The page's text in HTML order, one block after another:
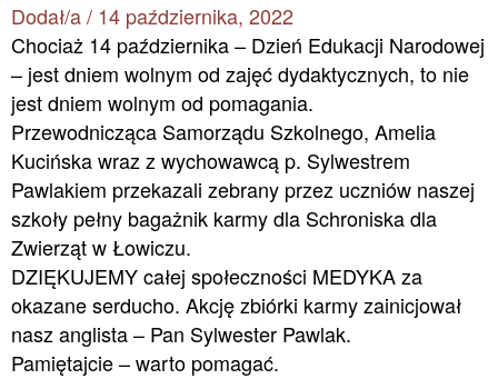
Dodał/a / 14 października, 2022
Chociaż 14 października – Dzień Edukacji Narodowej
– jest dniem wolnym od zajęć dydaktycznych, to nie
jest dniem wolnym od pomagania.
Przewodnicząca Samorządu Szkolnego, Amelia
Kucińska wraz z wychowawcą p. Sylwestrem
Pawlakiem przekazali zebrany przez uczniów naszej
szkoły pełny bagażnik karmy dla Schroniska dla
Zwierząt w Łowiczu.
DZIĘKUJEMY całej społeczności MEDYKA za
okazane serducho. Akcję zbiórki karmy zainicjował
nasz anglista – Pan Sylwester Pawlak.
Pamiętajcie – warto pomagać.